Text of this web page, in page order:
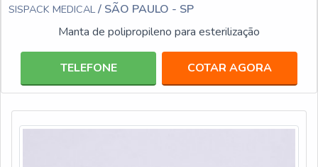
SISPACK MEDICAL / SÃO PAULO - SP
Manta de polipropileno para esterilização
TELEFONE COTAR AGORA